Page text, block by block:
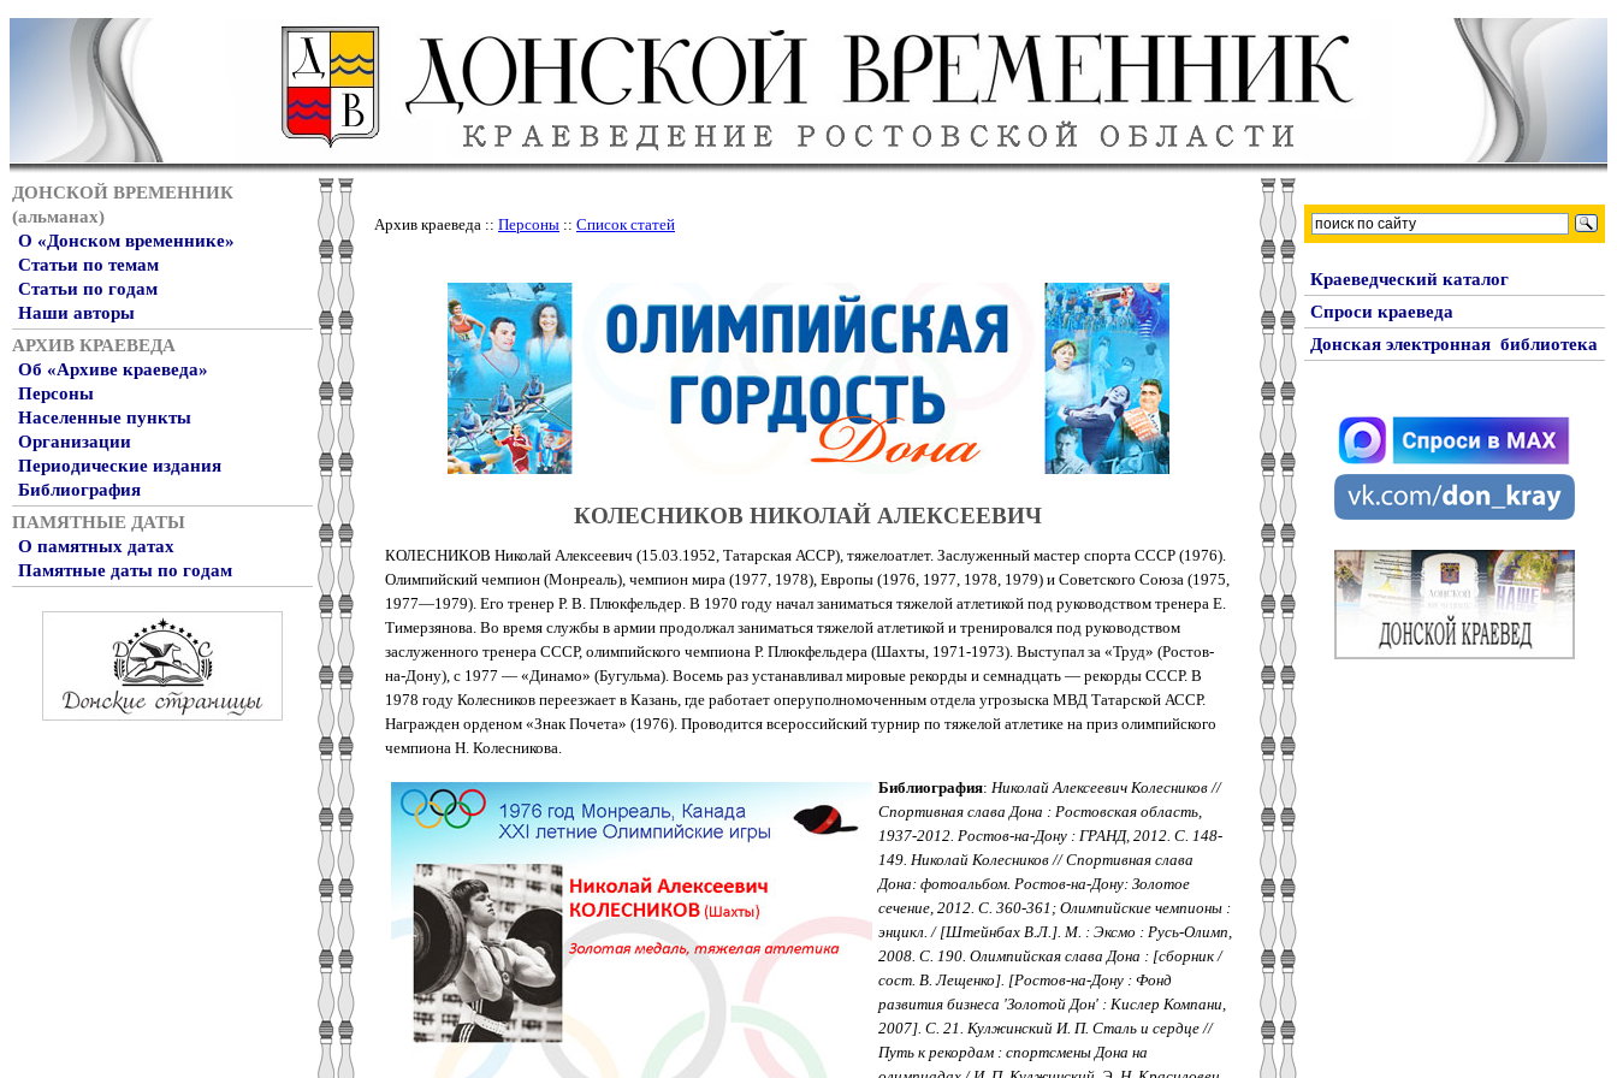
ДОНСКОЙ ВРЕМЕННИК
(альманах)
О «Донском временнике»
Статьи по темам
Статьи по годам
Наши авторы
АРХИВ КРАЕВЕДА
Об «Архиве краеведа»
Персоны
Населенные пункты
Организации
Периодические издания
Библиография
ПАМЯТНЫЕ ДАТЫ
О памятных датах
Памятные даты по годам
Архив краеведа :: Персоны :: Список статей
КОЛЕСНИКОВ НИКОЛАЙ АЛЕКСЕЕВИЧ
КОЛЕСНИКОВ Николай Алексеевич (15.03.1952, Татарская АССР), тяжелоатлет. Заслуженный мастер спорта СССР (1976).
Олимпийский чемпион (Монреаль), чемпион мира (1977, 1978), Европы (1976, 1977, 1978, 1979) и Советского Союза (1975,
1977—1979). Его тренер Р. В. Плюкфельдер. В 1970 году начал заниматься тяжелой атлетикой под руководством тренера Е.
Тимерзянова. Во время службы в армии продолжал заниматься тяжелой атлетикой и тренировался под руководством
заслуженного тренера СССР, олимпийского чемпиона Р. Плюкфельдера (Шахты, 1971-1973). Выступал за «Труд» (Ростов-
на-Дону), с 1977 — «Динамо» (Бугульма). Восемь раз устанавливал мировые рекорды и семнадцать — рекорды СССР. В
1978 году Колесников переезжает в Казань, где работает оперуполномоченным отдела угрозыска МВД Татарской АССР.
Награжден орденом «Знак Почета» (1976). Проводится всероссийский турнир по тяжелой атлетике на приз олимпийского
чемпиона Н. Колесникова.
Библиография: Николай Алексеевич Колесников //
Спортивная слава Дона : Ростовская область,
1937-2012. Ростов-на-Дону : ГРАНД, 2012. С. 148-
149. Николай Колесников // Спортивная слава
Дона: фотоальбом. Ростов-на-Дону: Золотое
сечение, 2012. С. 360-361; Олимпийские чемпионы :
энцикл. / [Штейнбах В.Л.]. М. : Эксмо : Русь-Олимп,
2008. С. 190. Олимпийская слава Дона : [сборник /
сост. В. Лещенко]. [Ростов-на-Дону : Фонд
развития бизнеса 'Золотой Дон' : Кислер Компани,
2007]. С. 21. Кулжинский И. П. Сталь и сердце //
Путь к рекордам : спортсмены Дона на
Краеведческий каталог
Спроси краеведа
Донская электронная библиотека